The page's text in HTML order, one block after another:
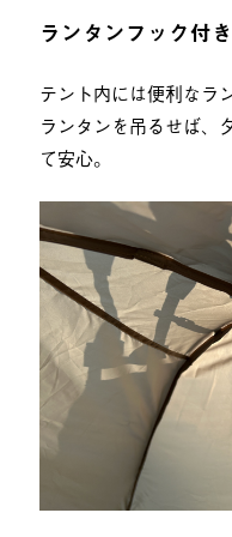
ランタンフック付き
テント内には便利なラ
ランタンを吊るせば、
て安心。